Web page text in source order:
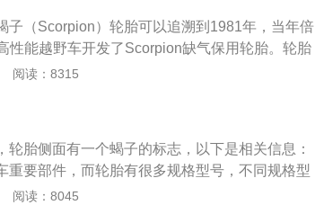
存的地方阳光直射，温差大，橡胶老化龟裂，就
没有了弹性的橡胶提供不了应有的抓地力。
子（Scorpion）轮胎可以追溯到1981年，当年倍
性能越野车开发了Scorpion缺气保用轮胎。轮胎
是橡胶制品，所以就算不用也会有自然地衰
温避光橡胶老化的速度会放慢很多，过了几年
存的地方阳光直射，温差大，橡胶老化龟裂，就
没有了弹性的橡胶提供不了应有的抓地力。
阅读：8315
胎侧面有一个蝎子的标志，以下是相关信息：
重要部件，而轮胎有很多规格型号，不同规格型
型号标识通常在轮胎侧边，以一连串的字母数
阅读：8045